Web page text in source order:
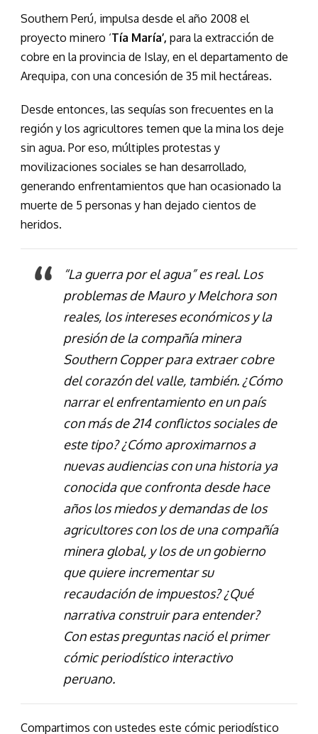
Southern Perú, impulsa desde el año 2008 el
proyecto minero ‘Tía María’, para la extracción de
cobre en la provincia de Islay, en el departamento de
Arequipa, con una concesión de 35 mil hectáreas.
Desde entonces, las sequías son frecuentes en la
región y los agricultores temen que la mina los deje
sin agua. Por eso, múltiples protestas y
movilizaciones sociales se han desarrollado,
generando enfrentamientos que han ocasionado la
muerte de 5 personas y han dejado cientos de
heridos.
“La guerra por el agua” es real. Los
problemas de Mauro y Melchora son
reales, los intereses económicos y la
presión de la compañía minera
Southern Copper para extraer cobre
del corazón del valle, también. ¿Cómo
narrar el enfrentamiento en un país
con más de 214 conflictos sociales de
este tipo? ¿Cómo aproximarnos a
nuevas audiencias con una historia ya
conocida que confronta desde hace
años los miedos y demandas de los
agricultores con los de una compañía
minera global, y los de un gobierno
que quiere incrementar su
recaudación de impuestos? ¿Qué
narrativa construir para entender?
Con estas preguntas nació el primer
cómic periodístico interactivo
peruano.
Compartimos con ustedes este cómic periodístico